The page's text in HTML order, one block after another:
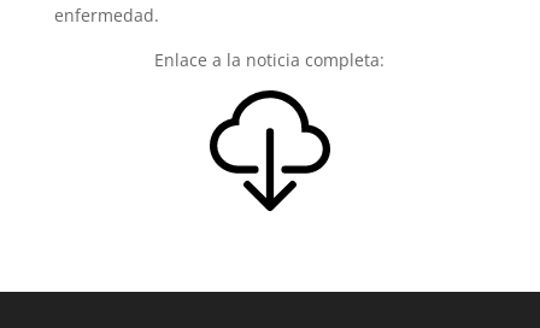
enfermedad.
Enlace a la noticia completa: